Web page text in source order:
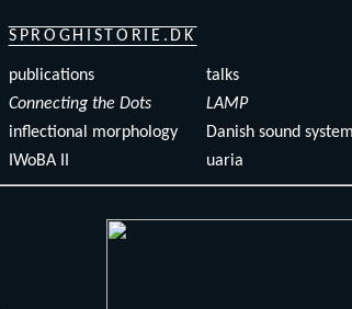
SPROGHISTORIE.DK
publications
talks
Connecting the Dots
LAMP
inflectional morphology
Danish sound
IWoBA II uaria